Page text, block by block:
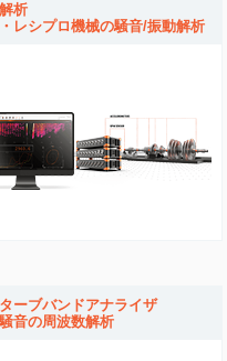
析
レシプロ機械の騒音/振動解析
ーブバンドアナライザ
音の周波数解析